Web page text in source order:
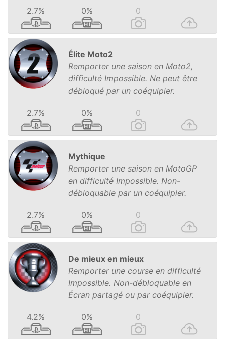
2.7% 0% 0
Élite Moto2
Remporter une saison en Moto2,
difficulté Impossible. Ne peut être
débloqué par un coéquipier.
2.7% 0% 0
Mythique
Remporter une saison en MotoGP
en difficulté Impossible. Non-
débloquable par un coéquipier.
2.7% 0% 0
De mieux en mieux
Remporter une course en difficulté
Impossible. Non-débloquable en
Écran partagé ou par coéquipier.
4.2% 0% 0